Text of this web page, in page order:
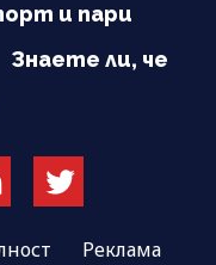
и пари
Знаете ли, че
Реклама